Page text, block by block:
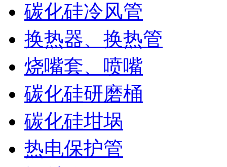
碳化硅冷风管
换热器、换热管
烧嘴套、喷嘴
碳化硅研磨桶
碳化硅坩埚
热电保护管